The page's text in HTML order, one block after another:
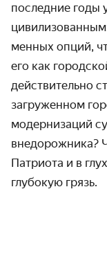
последние годы
менных опций,
его как
действи­тельно
загружен­ном
модерни­заций
внедорожника?
Патриота и в
глубокую грязь.